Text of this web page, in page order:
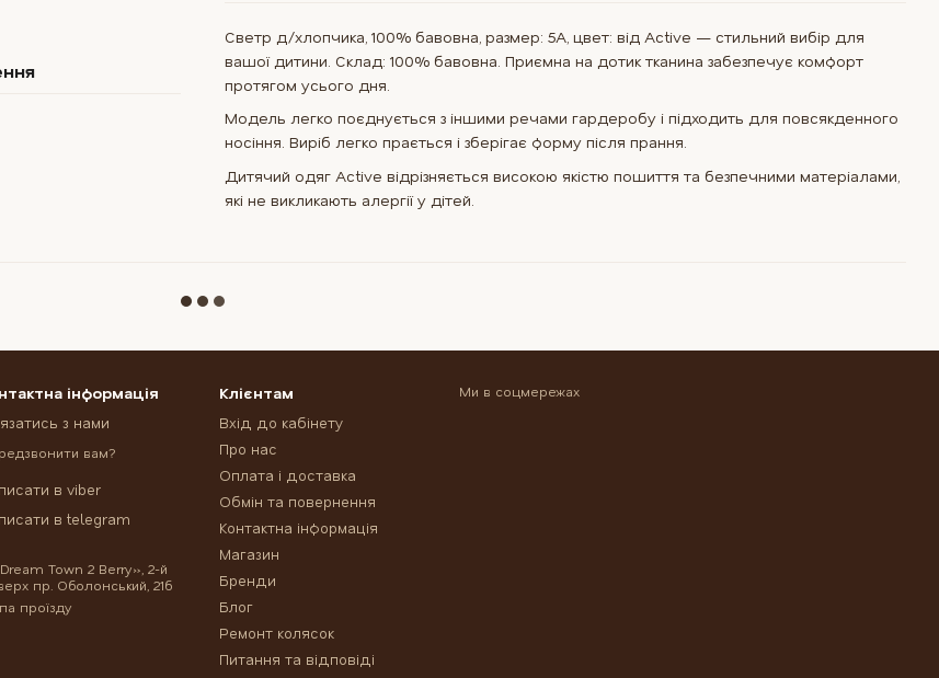
Светр д/хлопчика, 100% бавовна, размер: 5A, цвет: від Active — стильний вибір для
вашої дитини. Склад: 100% бавовна. Приємна на дотик тканина забезпечує комфорт
протягом усього дня.
Модель легко поєднується з іншими речами гардеробу і підходить для повсякденного
носіння. Виріб легко прається і зберігає форму після прання.
Дитячий одяг Active відрізняється високою якістю пошиття та безпечними матеріалами,
які не викликають алергії у дітей.
інформація
з нами
вам?
в viber
в telegram
Town 2 Berry», 2-й
пр. Оболонський, 21б
проїзду
Клієнтам
Вхід до кабінету
Про нас
Оплата і доставка
Обмін та повернення
Контактна інформація
Магазин
Бренди
Блог
Ремонт колясок
Питання та відповіді
Ми в соцмережах